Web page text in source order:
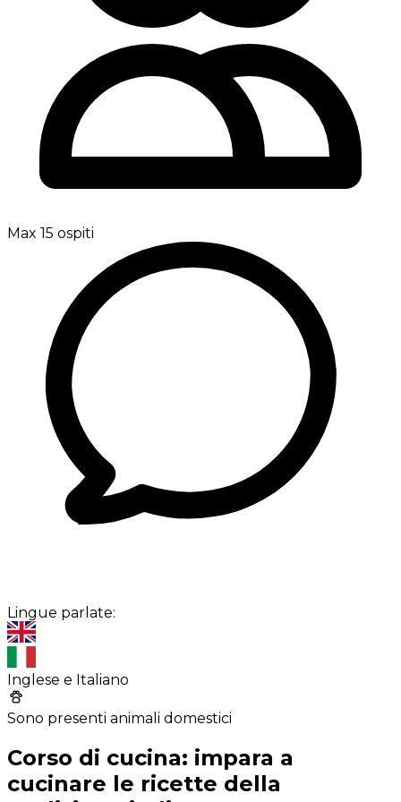
Max 15 ospiti
Lingue parlate:
Inglese e Italiano
Sono presenti animali domestici
Corso di cucina: impara a
cucinare le ricette della